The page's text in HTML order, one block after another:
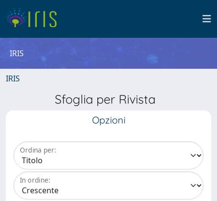
IRIS
IRIS
Sfoglia per Rivista
Opzioni
Ordina per:
In ordine: